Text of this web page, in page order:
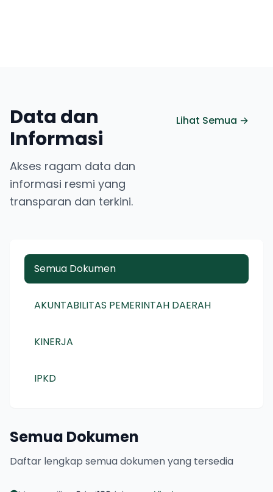
Data dan
Informasi
Akses ragam data dan
informasi resmi yang
transparan dan terkini.
Lihat Semua →
Semua Dokumen
AKUNTABILITAS PEMERINTAH DAERAH
KINERJA
IPKD
Semua Dokumen
Daftar lengkap semua dokumen yang tersedia